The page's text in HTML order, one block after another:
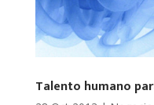
Talento humano